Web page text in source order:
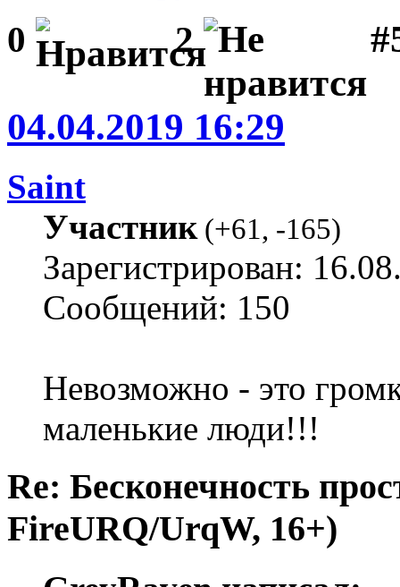
0 2
04.04.2019 16:29
Saint
Участник(+61, -165)
Зарегистрирован:
Сообщений: 150
Невозможно - это
маленькие люди!!!
Re: Бесконечность
FireURQ/UrqW, 16+)